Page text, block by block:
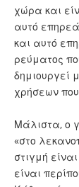
χώρα και
αυτό
και αυτό
ρεύματος
δημιουργεί
χρήσεων που
Μάλιστα, ο
«στο
στιγμή
είναι